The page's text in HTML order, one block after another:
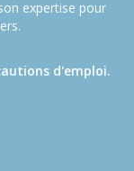
expertise pour
d'emploi.